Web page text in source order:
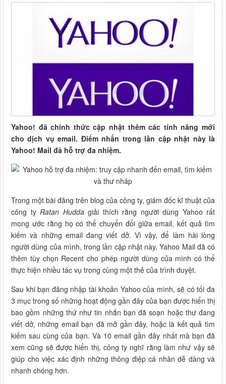
Yahoo! đã chính thức cập nhật thêm các tính năng mới
cho dịch vụ email. Điểm nhấn trong lần cập nhật này là
Yahoo! Mail đã hỗ trợ đa nhiệm.
Trong một bài đăng trên blog của công ty, giám đốc kĩ thuật của
công tyRatan Huddagiải thích rằng người dùng Yahoo rất
mong ước rằng họ có thể chuyển đổi giữa email, kết quả tìm
kiếm và những email đang viết dở. Vì vậy, để làm hài lòng
người dùng của mình, trong lần cập nhật này, Yahoo Mail đã có
thêm tùy chọn Recent cho phép người dùng của mình có thể
thực hiện nhiều tác vụ trong cùng một thẻ của trình duyệt.
Sau khi bạn đăng nhập tài khoản Yahoo của mình, sẽ có tối đa
3 mục trong số những hoạt động gần đây của bạn được hiển thị
bao gồm những thứ như tin nhắn bạn đã soạn hoặc thư đang
viết dở, những email bạn đã mở gần đây, hoặc là kết quả tìm
kiếm sau cùng của bạn. Và 10 email gần đây nhất mà bạn đã
xem cũng sẽ được hiển thị, công ty nghĩ rằng làm như vậy sẽ
giúp cho việc xác định những thông điệp cá nhân dễ dàng và
nhanh chóng hơn.